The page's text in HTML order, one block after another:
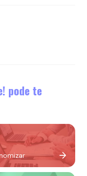
pode te